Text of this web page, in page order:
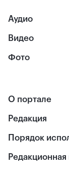
Аудио
Видео
Фото
О портале
Редакция
Порядок
Редакционная